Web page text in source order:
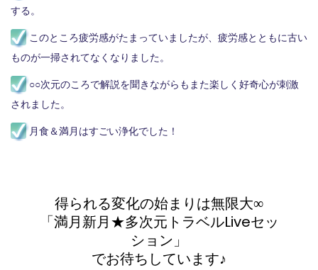
する。
このところ疲労感がたまっていましたが、疲労感とともに古い
ものが一掃されてなくなりました。
○○次元のころで解説を聞きながらもまた楽しく好奇心が刺激
されました。
月食＆満月はすごい浄化でした！
得られる変化の始まりは無限大∞
「満月新月★多次元トラベルLiveセッ
ション」
でお待ちしています♪